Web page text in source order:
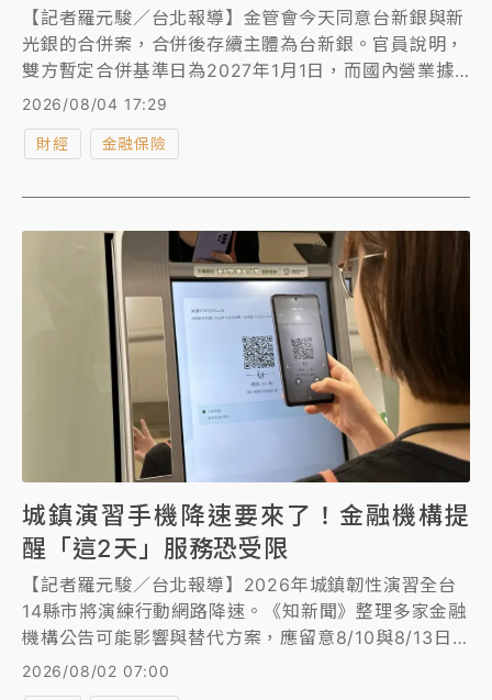
【記者羅元駿／台北報導】金管會今天同意台新銀與新
光銀的合併案，合併後存續主體為台新銀。官員說明，
雙方暫定合併基準日為2027年1月1日，而國內營業據
點加計達204處、排名國銀第2多，資產合計將達新台
2026/08/04 17:29
財經 金融保險
城鎮演習手機降速要來了！金融機構提
醒「這2天」服務恐受限
【記者羅元駿／台北報導】2026年城鎮韌性演習全台
14縣市將演練行動網路降速。《知新聞》整理多家金融
機構公告可能影響與替代方案，應留意8/10與8/13日2
天14時30分至15時因降速產生的影響。
2026/08/02 07:00